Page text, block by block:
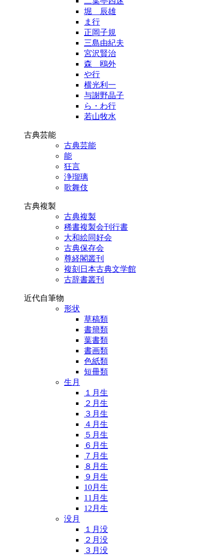
堀 辰雄
ま行
正岡子規
三島由紀夫
宮沢賢治
森 鴎外
や行
横光利一
与謝野晶子
ら・わ行
若山牧水
古典芸能
古典芸能
能
狂言
浄瑠璃
歌舞伎
古典複製
古典複製
稀書複製会刊行書
大和絵同好会
古典保存会
尊経閣叢刊
複刻日本古典文学館
古辞書叢刊
近代自筆物
形状
草稿類
書簡類
葉書類
書画類
色紙類
短冊類
生月
１月生
２月生
３月生
４月生
５月生
６月生
７月生
８月生
９月生
10月生
11月生
12月生
没月
１月没
２月没
３月没